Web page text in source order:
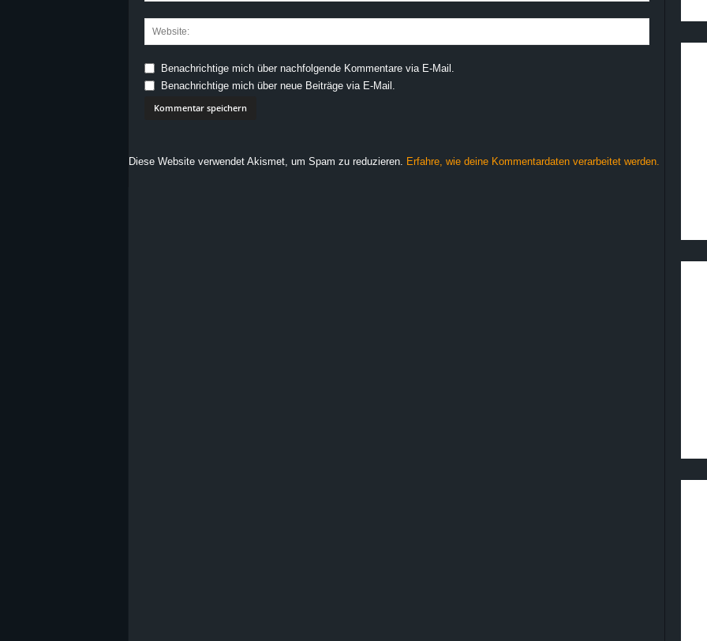
Benachrichtige mich über nachfolgende Kommentare via E-Mail.
Benachrichtige mich über neue Beiträge via E-Mail.
Diese Website verwendet Akismet, um Spam zu reduzieren. Erfahre, wie deine Kommentardaten verarbeitet werden.